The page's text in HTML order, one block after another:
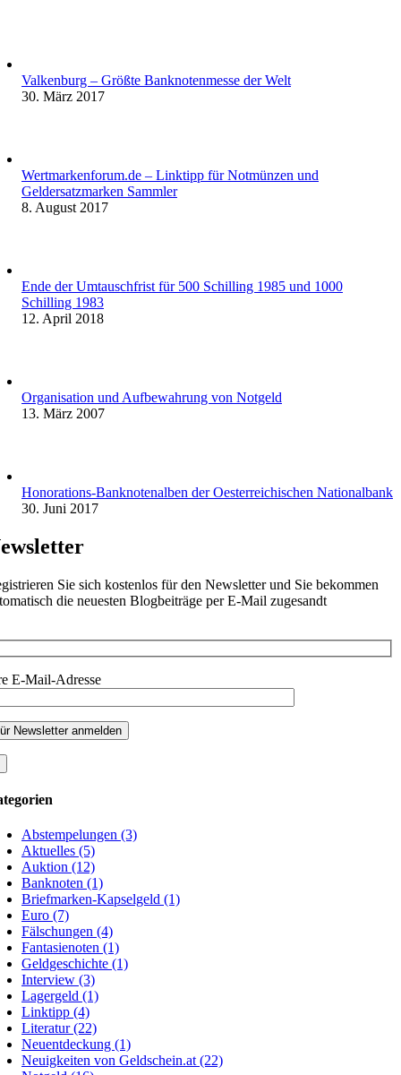
Valkenburg – Größte Banknotenmesse der Welt
30. März 2017
Wertmarkenforum.de – Linktipp für Notmünzen und
Geldersatzmarken Sammler
8. August 2017
Ende der Umtauschfrist für 500 Schilling 1985 und 1000
Schilling 1983
12. April 2018
Organisation und Aufbewahrung von Notgeld
13. März 2007
Honorations-Banknotenalben der Oesterreichischen Nationalbank
30. Juni 2017
Sie sich kostenlos für den Newsletter und Sie bekommen
die neuesten Blogbeiträge per E-Mail zugesandt
E-Mail-Adresse
Abstempelungen (3)
Aktuelles (5)
Auktion (12)
Banknoten (1)
Briefmarken-Kapselgeld (1)
Euro (7)
Fälschungen (4)
Fantasienoten (1)
Geldgeschichte (1)
Interview (3)
Lagergeld (1)
Linktipp (4)
Literatur (22)
Neuentdeckung (1)
Neuigkeiten von Geldschein.at (22)